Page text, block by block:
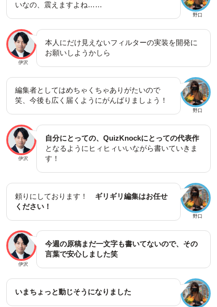
野口
いなの、震えますよね……
伊沢
本人にだけ見えないフィルターの実装を開発に
お願いしようかしら
野口
編集者としてはめちゃくちゃありがたいので
笑、今後も広く届くようにがんばりましょう！
伊沢
自分にとっての、QuizKnockにとっての代表作
となるようにヒィヒィいいながら書いていきま
す！
野口
頼りにしております！ ギリギリ編集はお任せ
ください！
伊沢
今週の原稿まだ一文字も書いてないので、その
言葉で安心しました笑
いまちょっと動じそうになりました